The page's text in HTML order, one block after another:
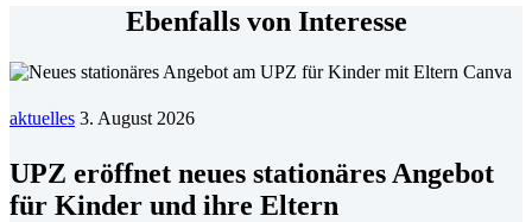
Ebenfalls von Interesse
aktuelles 3. August 2026
UPZ eröffnet neues stationäres Angebot
für Kinder und ihre Eltern